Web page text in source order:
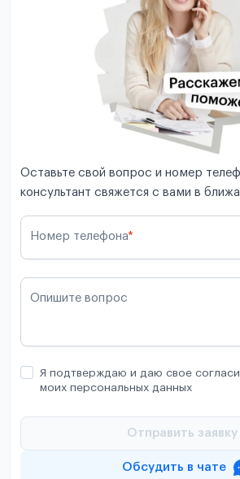
Оставьте свой вопрос и номер
консультант свяжется с вами в
Номер телефона*
Опишите вопрос
Я подтверждаю и даю свое
моих персональных данных
Отправить заявку
Обсудить в чате